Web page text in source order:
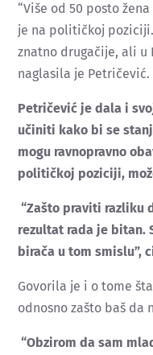
“Više od 50 posto
je na političkoj
znatno drugačije, ali u
naglasila je Petričević.
Petričević je dala i
učiniti kako bi se
mogu ravnopravno
političkoj poziciji,
“Zašto praviti razliku
rezultat rada je bitan.
birača u tom smislu”,
Govorila je i o tome
odnosno zašto baš da
“Obzirom da sam